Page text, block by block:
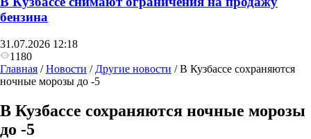
бензина
31.07.2026 12:18
1180
Главная /Новости / Другие новости /В Кузбассе сохраняются
ночные морозы до -5
В Кузбассе сохраняются ночные морозы
до -5